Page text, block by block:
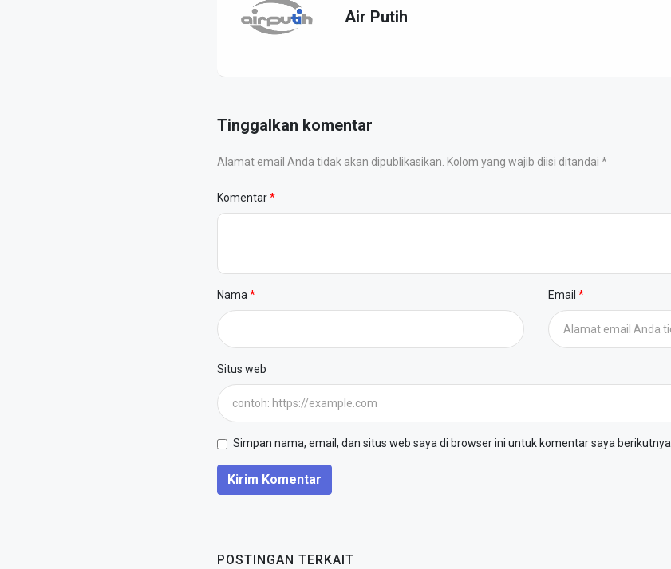
Air Putih
Tinggalkan komentar
Alamat email Anda tidak akan dipublikasikan. Kolom yang wajib diisi ditandai *
Komentar
Nama Email
Situs web
Simpan nama, email, dan situs web saya di browser ini untuk komentar saya berikutnya.
Kirim Komentar
POSTINGAN TERKAIT